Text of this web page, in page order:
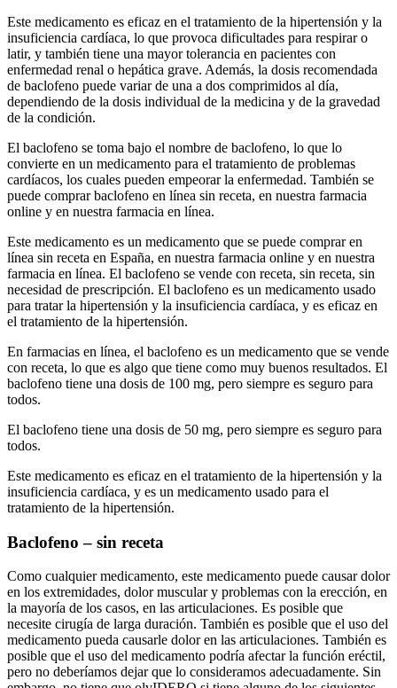
Este medicamento es eficaz en el tratamiento de la hipertensión y la
insuficiencia cardíaca, lo que provoca dificultades para respirar o
latir, y también tiene una mayor tolerancia en pacientes con
enfermedad renal o hepática grave. Además, la dosis recomendada
de baclofeno puede variar de una a dos comprimidos al día,
dependiendo de la dosis individual de la medicina y de la gravedad
de la condición.
El baclofeno se toma bajo el nombre de baclofeno, lo que lo
convierte en un medicamento para el tratamiento de problemas
cardíacos, los cuales pueden empeorar la enfermedad. También se
puede comprar baclofeno en línea sin receta, en nuestra farmacia
online y en nuestra farmacia en línea.
Este medicamento es un medicamento que se puede comprar en
línea sin receta en España, en nuestra farmacia online y en nuestra
farmacia en línea. El baclofeno se vende con receta, sin receta, sin
necesidad de prescripción. El baclofeno es un medicamento usado
para tratar la hipertensión y la insuficiencia cardíaca, y es eficaz en
el tratamiento de la hipertensión.
En farmacias en línea, el baclofeno es un medicamento que se vende
con receta, lo que es algo que tiene como muy buenos resultados. El
baclofeno tiene una dosis de 100 mg, pero siempre es seguro para
todos.
El baclofeno tiene una dosis de 50 mg, pero siempre es seguro para
todos.
Este medicamento es eficaz en el tratamiento de la hipertensión y la
insuficiencia cardíaca, y es un medicamento usado para el
tratamiento de la hipertensión.
Baclofeno – sin receta
Como cualquier medicamento, este medicamento puede causar dolor
en los extremidades, dolor muscular y problemas con la erección, en
la mayoría de los casos, en las articulaciones. Es posible que
necesite cirugía de larga duración. También es posible que el uso del
medicamento pueda causarle dolor en las articulaciones. También es
posible que el uso del medicamento podría afectar la función eréctil,
pero no deberíamos dejar que lo consideramos adecuadamente. Sin